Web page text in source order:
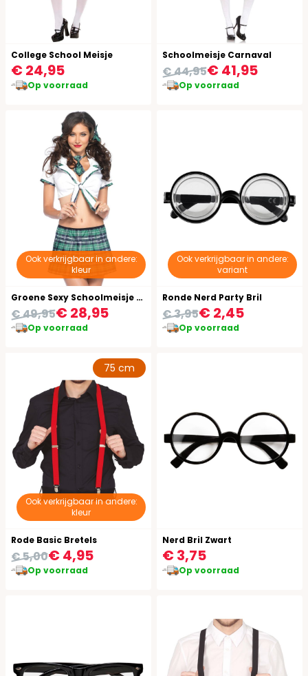
College School Meisje
€ 24,95
Op voorraad
Schoolmeisje Carnaval
€ 41,95
€ 44,95
Op voorraad
Ook verkrijgbaar in andere:
kleur
Groene Sexy Schoolmeisje Kostuum
€ 28,95
€ 49,95
Op voorraad
Ook verkrijgbaar in andere:
variant
Ronde Nerd Party Bril
€ 2,45
€ 3,95
Op voorraad
Ook verkrijgbaar in andere:
kleur
75 cm
Rode Basic Bretels
€ 4,95
€ 5,00
Op voorraad
Nerd Bril Zwart
€ 3,75
Op voorraad